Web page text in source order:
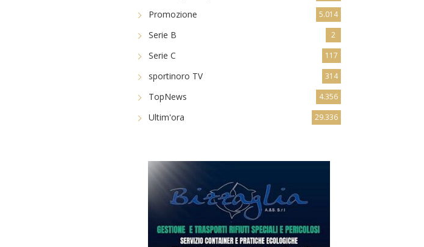
Promozione 5.014
Serie B 2
Serie C 117
sportinoro TV 314
TopNews 4.356
Ultim'ora 29.336